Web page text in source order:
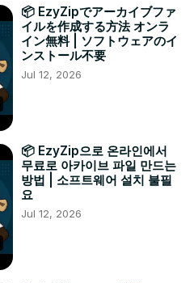
📦 EzyZipでアーカイブファ
イルを作成する方法 オンラ
イン無料 | ソフトウェアのイ
ンストール不要
Jul 12, 2026
📦 EzyZip으로 온라인에서
무료로 아카이브 파일 만드는
방법 | 소프트웨어 설치 불필
요
Jul 12, 2026